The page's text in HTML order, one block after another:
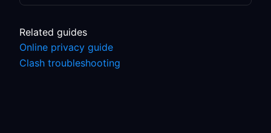
Related guides
Online privacy guide
Clash troubleshooting